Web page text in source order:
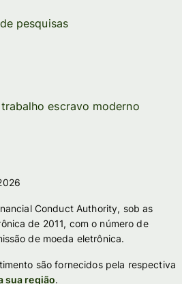
pesquisas
escravo moderno
Conduct Authority, sob as
de 2011, com o número de
de moeda eletrônica.
são fornecidos pela respectiva
sua região.